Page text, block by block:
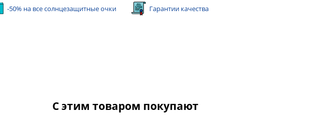
-50% на все солнцезащитные очки Гарантии качества
С этим товаром покупают